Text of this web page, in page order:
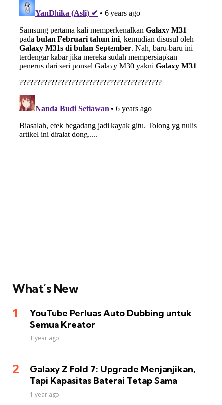
What’s New
YouTube Perluas Auto Dubbing untuk
Semua Kreator
1 year ago
Galaxy Z Fold 7: Upgrade Menjanjikan,
Tapi Kapasitas Baterai Tetap Sama
1 year ago